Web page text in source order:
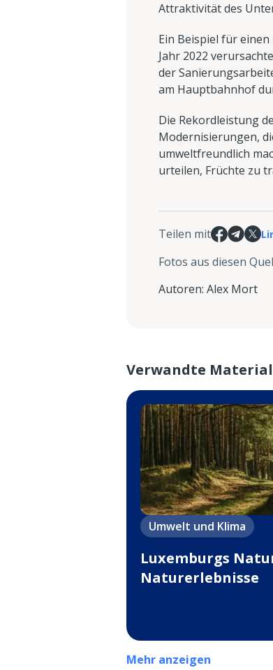
Attraktivität des
Ein Beispiel für
Jahr 2022
der
am Hauptbahnhof
Die Rekordleistung
Modernisierungen,
umweltfreundlich
urteilen, Früchte zu
Teilen mit
Fotos aus diesen
Autoren: Alex Mort
Verwandte
Umwelt und Klima
Luxemburgs
Naturerlebnisse
Mehr anzeigen